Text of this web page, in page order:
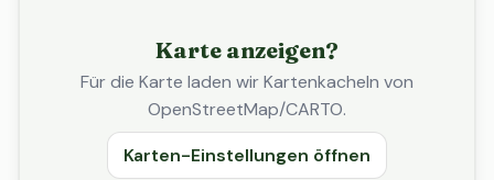
Karte anzeigen?
Für die Karte laden wir Kartenkacheln von
OpenStreetMap/CARTO.
Karten-Einstellungen öffnen